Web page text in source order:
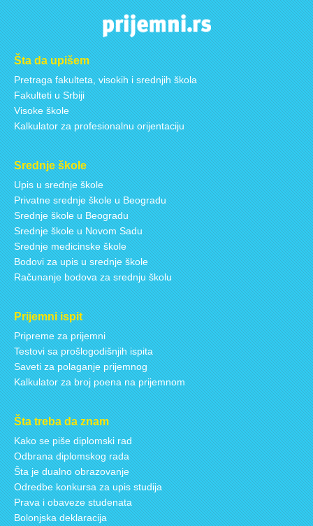
Šta da upišem
Pretraga fakulteta, visokih i srednjih škola
Fakulteti u Srbiji
Visoke škole
Kalkulator za profesionalnu orijentaciju
Srednje škole
Upis u srednje škole
Privatne srednje škole u Beogradu
Srednje škole u Beogradu
Srednje škole u Novom Sadu
Srednje medicinske škole
Bodovi za upis u srednje škole
Računanje bodova za srednju školu
Prijemni ispit
Pripreme za prijemni
Testovi sa prošlogodišnjih ispita
Saveti za polaganje prijemnog
Kalkulator za broj poena na prijemnom
Šta treba da znam
Kako se piše diplomski rad
Odbrana diplomskog rada
Šta je dualno obrazovanje
Odredbe konkursa za upis studija
Prava i obaveze studenata
Bolonjska deklaracija